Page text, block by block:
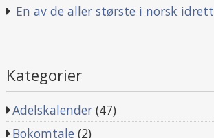
En av de aller største i norsk idrett
Kategorier
Adelskalender (47)
Bokomtale (2)